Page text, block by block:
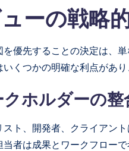
ーの戦略
を優先することの決定は、
くつかの明確な利点があ
クホルダーの整
スト、開発者、クライアン
当者は成果とワークフロー